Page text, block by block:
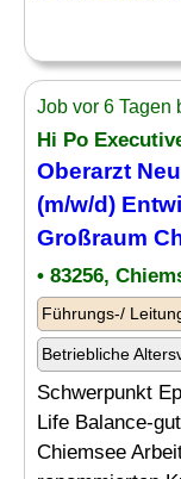
Job vor 6 Tagen
Hi Po
Oberarzt
(m/w/d)
Großraum
• 83256,
Führungs-/
Betriebliche
Schwerpunkt
Life Balance-
Chiemsee